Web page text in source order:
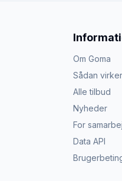
Om Goma
Sådan
Alle tilbud
Nyheder
For
Data API